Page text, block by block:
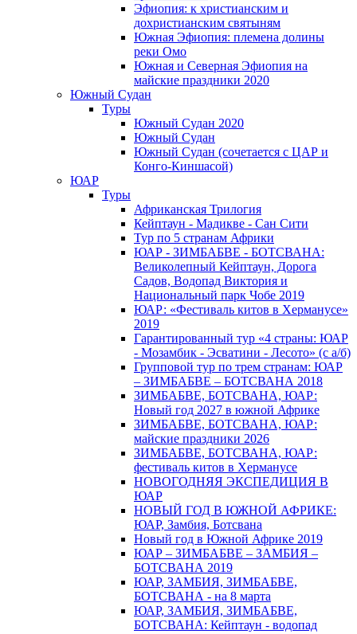
Эфиопия: к христианским и
дохристианским святыням
Южная Эфиопия: племена долины
реки Омо
Южная и Северная Эфиопия на
майские праздники 2020
Южный Судан
Туры
Южный Cудан 2020
Южный Cудан
Южный Судан (сочетается с ЦАР и
Конго-Киншасой)
ЮАР
Туры
Африканская Трилогия
Кейптаун - Мадикве - Сан Сити
Тур по 5 странам Африки
ЮАР - ЗИМБАБВЕ - БОТСВАНА:
Великолепный Кейптаун, Дорога
Садов, Водопад Виктория и
Национальный парк Чобе 2019
ЮАР: «Фестиваль китов в Херманусе»
2019
Гарантированный тур «4 страны: ЮАР
- Мозамбик - Эсватини - Лесото» (с а/б)
Групповой тур по трем странам: ЮАР
– ЗИМБАБВЕ – БОТСВАНА 2018
ЗИМБАБВЕ, БОТСВАНА, ЮАР:
Новый год 2027 в южной Африке
ЗИМБАБВЕ, БОТСВАНА, ЮАР:
майские праздники 2026
ЗИМБАБВЕ, БОТСВАНА, ЮАР:
фестиваль китов в Херманусе
НОВОГОДНЯЯ ЭКСПЕДИЦИЯ В
ЮАР
НОВЫЙ ГОД В ЮЖНОЙ АФРИКЕ:
ЮАР, Замбия, Ботсвана
Новый год в Южной Африке 2019
ЮАР – ЗИМБАБВЕ – ЗАМБИЯ –
БОТСВАНА 2019
ЮАР, ЗАМБИЯ, ЗИМБАБВЕ,
БОТСВАНА - на 8 марта
ЮАР, ЗАМБИЯ, ЗИМБАБВЕ,
БОТСВАНА: Кейптаун - водопад